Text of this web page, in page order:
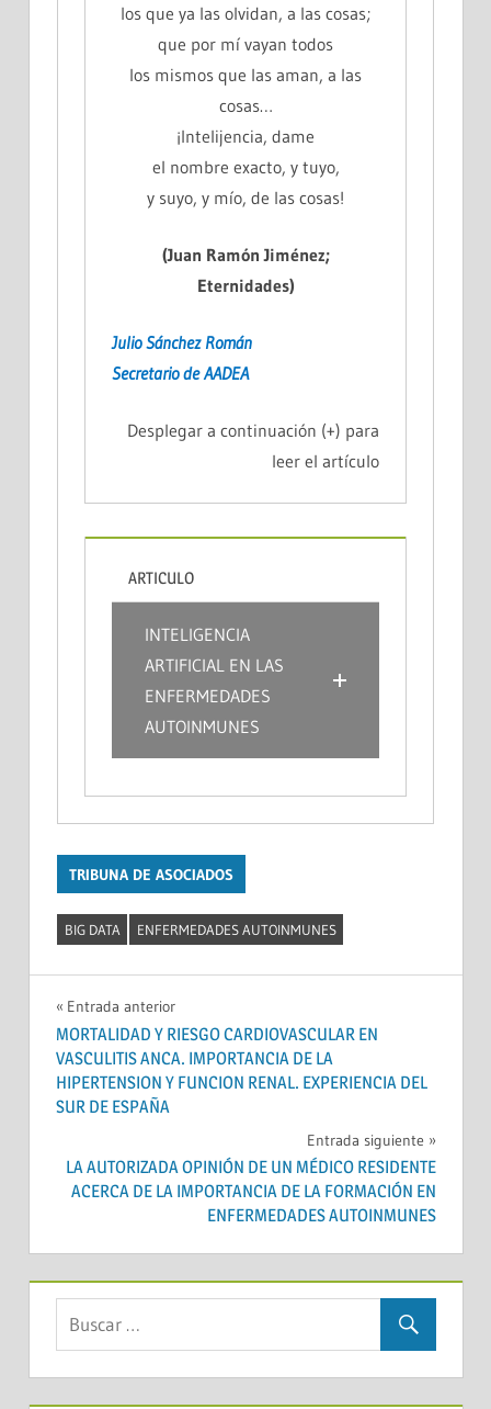
los que ya las olvidan, a las cosas;
que por mí vayan todos
los mismos que las aman, a las
cosas…
¡Intelijencia, dame
el nombre exacto, y tuyo,
y suyo, y mío, de las cosas!
(Juan Ramón Jiménez;
Eternidades)
Julio Sánchez Román
Secretario de AADEA
Desplegar a continuación (+) para
leer el artículo
ARTICULO
INTELIGENCIA
ARTIFICIAL EN LAS
ENFERMEDADES
AUTOINMUNES
TRIBUNA DE ASOCIADOS
BIG DATA ENFERMEDADES AUTOINMUNES
Navegación
de
entradas
Entrada anterior
MORTALIDAD Y RIESGO CARDIOVASCULAR EN
VASCULITIS ANCA. IMPORTANCIA DE LA
HIPERTENSION Y FUNCION RENAL. EXPERIENCIA DEL
SUR DE ESPAÑA
Entrada siguiente
LA AUTORIZADA OPINIÓN DE UN MÉDICO RESIDENTE
ACERCA DE LA IMPORTANCIA DE LA FORMACIÓN EN
ENFERMEDADES AUTOINMUNES